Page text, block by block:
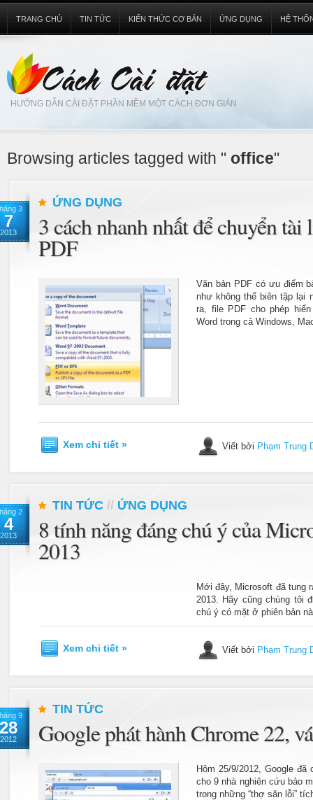
HƯỚNG DẪN CÀI ĐẶT PHẦN MỀM MỘT CÁCH ĐƠN GIẢN
TRANG CHỦ TIN TỨC KIẾN THỨC CƠ BẢN ỨNG DỤNG HỆ
Browsing articles tagged with " office"
3
7
2013
ỨNG DỤNG
3 cách nhanh nhất để chuyển tài
PDF
Văn bản PDF có ưu điểm
như không thể biên tập lại
ra, file PDF cho phép
Word trong cả Windows,
Xem chi tiết » Viết bởi Phạm Trung
2
4
2013
TIN TỨC // ỨNG DỤNG
8 tính năng đáng chú ý của
2013
Mới đây, Microsoft đã tung
2013. Hãy cũng chúng tôi
chú ý có mặt ở phiên bản
Xem chi tiết » Viết bởi Phạm Trung
9
28
2012
TIN TỨC
Google phát hành Chrome 22,
Hôm 25/9/2012, Google
cho 9 nhà nghiên cứu bảo
trong những “thợ săn lỗi”